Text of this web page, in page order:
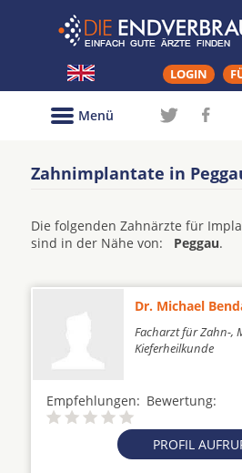
LOGIN
Menü
Zahnimplantate in
Die folgenden Zahnärzte für
sind in der Nähe von: Peggau.
Dr. Michael
Facharzt für Zahn-,
Kieferheilkunde
Empfehlungen: Bewertung:
PROFIL